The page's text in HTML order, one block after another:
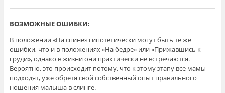
ВОЗМОЖНЫЕ ОШИБКИ:
В положении «На спине» гипотетически могут быть те же
ошибки, что и в положениях «На бедре» или «Прижавшись к
груди», однако в жизни они практически не встречаются.
Вероятно, это происходит потому, что к этому этапу все мамы
подходят, уже обретя свой собственный опыт правильного
ношения малыша в слинге.